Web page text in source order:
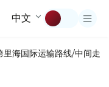
中文
里海国际运输路线/中间走廊